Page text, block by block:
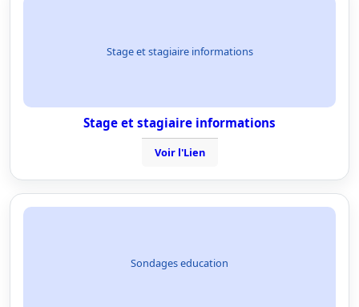
Stage et stagiaire informations
Stage et stagiaire informations
Voir l'Lien
Sondages education